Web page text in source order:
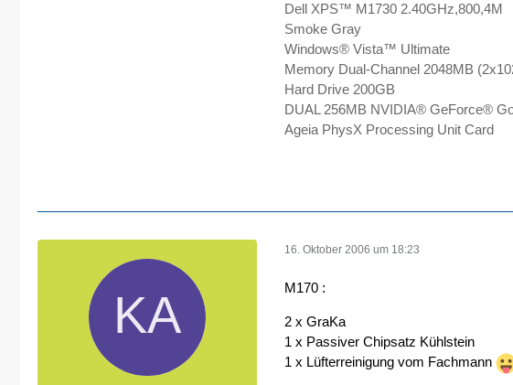
Dell XPS™ M1730 2.40GHz,800,4M
Smoke Gray
Windows® Vista™ Ultimate
Memory Dual-Channel 2048MB
Hard Drive 200GB
DUAL 256MB NVIDIA® GeForce®
Ageia PhysX Processing Unit Card
16. Oktober 2006 um 18:23
M170 :
2 x GraKa
1 x Passiver Chipsatz Kühlstein
1 x Lüfterreinigung vom Fachmann